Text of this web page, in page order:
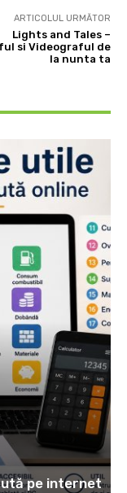
ARTICOLUL URMĂTOR
Lights and Tales –
si Videograful de
la nunta ta
pe internet